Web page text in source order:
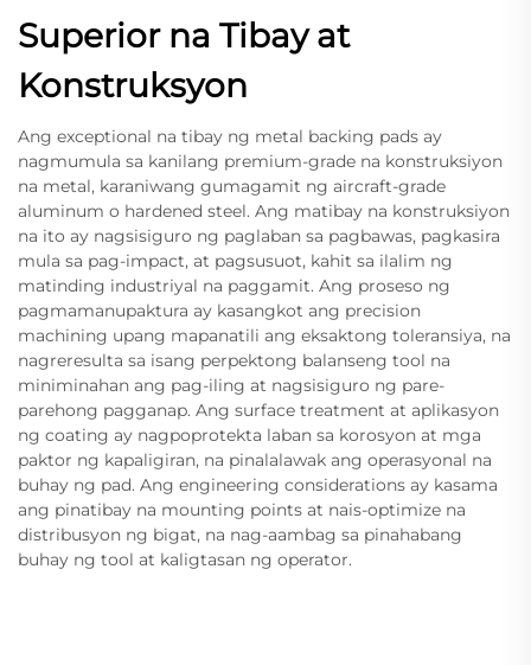
Superior na Tibay at
Konstruksyon
Ang exceptional na tibay ng metal backing pads ay
nagmumula sa kanilang premium-grade na konstruksiyon
na metal, karaniwang gumagamit ng aircraft-grade
aluminum o hardened steel. Ang matibay na konstruksiyon
na ito ay nagsisiguro ng paglaban sa pagbawas, pagkasira
mula sa pag-impact, at pagsusuot, kahit sa ilalim ng
matinding industriyal na paggamit. Ang proseso ng
pagmamanupaktura ay kasangkot ang precision
machining upang mapanatili ang eksaktong toleransiya, na
nagreresulta sa isang perpektong balanseng tool na
miniminahan ang pag-iling at nagsisiguro ng pare-
parehong pagganap. Ang surface treatment at aplikasyon
ng coating ay nagpoprotekta laban sa korosyon at mga
paktor ng kapaligiran, na pinalalawak ang operasyonal na
buhay ng pad. Ang engineering considerations ay kasama
ang pinatibay na mounting points at nais-optimize na
distribusyon ng bigat, na nag-aambag sa pinahabang
buhay ng tool at kaligtasan ng operator.